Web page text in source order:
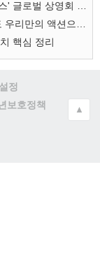
핵심 정리
설정
보호정책
▲